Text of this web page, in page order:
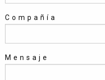
Compañía
Mensaje